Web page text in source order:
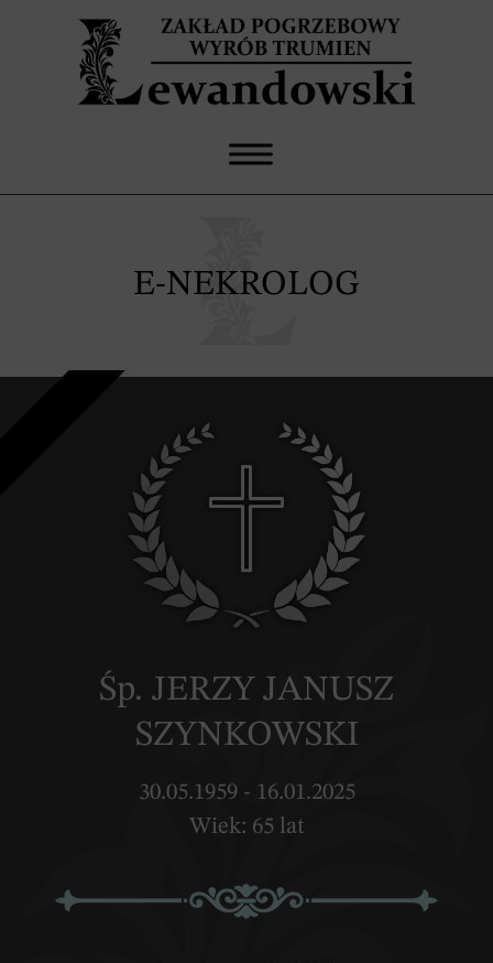
E-NEKROLOG
Śp. JERZY JANUSZ
SZYNKOWSKI
30.05.1959 - 16.01.2025
Wiek: 65 lat